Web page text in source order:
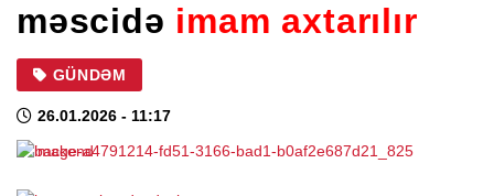
məscidə imam axtarılır
GÜNDƏM
26.01.2026 - 11:17